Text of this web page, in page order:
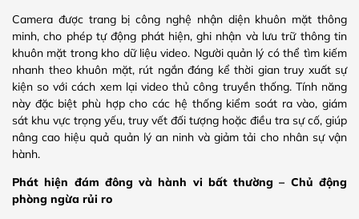
Camera được trang bị công nghệ nhận diện khuôn mặt thông
minh, cho phép tự động phát hiện, ghi nhận và lưu trữ thông tin
khuôn mặt trong kho dữ liệu video. Người quản lý có thể tìm kiếm
nhanh theo khuôn mặt, rút ngắn đáng kể thời gian truy xuất sự
kiện so với cách xem lại video thủ công truyền thống. Tính năng
này đặc biệt phù hợp cho các hệ thống kiểm soát ra vào, giám
sát khu vực trọng yếu, truy vết đối tượng hoặc điều tra sự cố, giúp
nâng cao hiệu quả quản lý an ninh và giảm tải cho nhân sự vận
hành.
Phát hiện đám đông và hành vi bất thường – Chủ động
phòng ngừa rủi ro